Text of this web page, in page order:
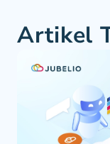
Artikel